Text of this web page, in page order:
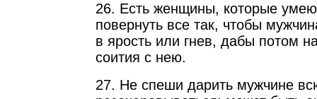
26. Есть женщины, которые
повернуть все так, чтобы
в ярость или гнев, дабы потом
соития с нею.
27. Не спеши дарить мужчине